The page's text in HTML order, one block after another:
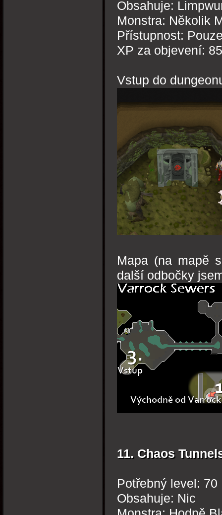
Obsahuje:
Monstra: Několik
Přístupnost:
XP za objevení:
Vstup do
Mapa (na mapě
další odbočky
11. Chaos
Potřebný level: 70
Obsahuje: Nic